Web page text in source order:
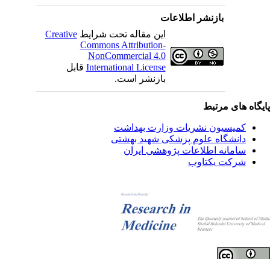
بازنشر اطلاعات
این مقاله تحت شرایطCreative
Commons Attribution-
NonCommercial 4.0
International Licenseقابل
بازنشر است.
های مرتبط
کمیسیون نشریات وزارت بهداشت
دانشگاه علوم پزشکی شهید بهشتی
سامانه اطلاعات پژوهشی ایران
شرکت یکتاوب